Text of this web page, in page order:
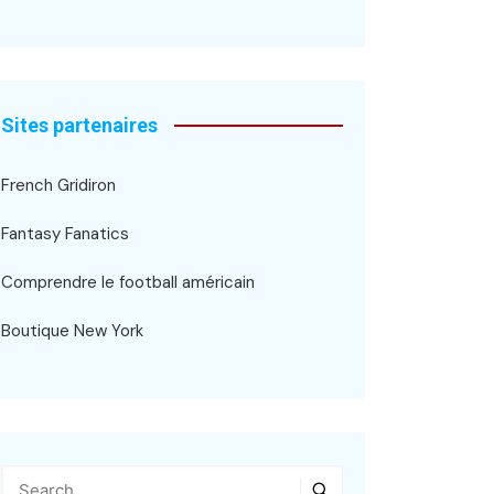
Sites partenaires
French Gridiron
Fantasy Fanatics
Comprendre le football américain
Boutique New York